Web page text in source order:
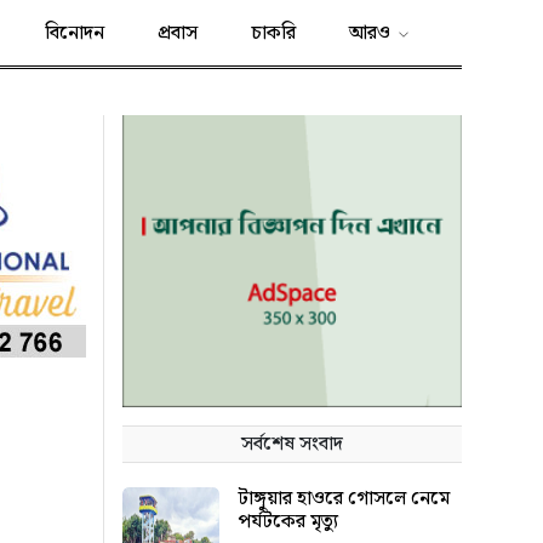
বিনোদন প্রবাস চাকরি আরও
সর্বশেষ সংবাদ
টাঙ্গুয়ার হাওরে গোসলে নেমে
পর্যটকের মৃত্যু